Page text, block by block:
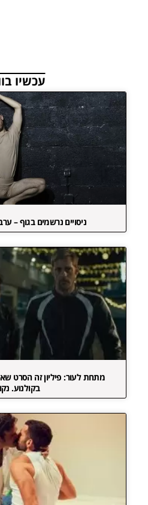
עכשיו
ניסויים נרשמים בגוף –
מתחת לעור: פיליון זה הסרט
בקולנוע.